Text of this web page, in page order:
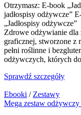
Otrzymasz: E-book
jadłospisy odżywcze”
„Jadłospisy
Zdrowe odżywianie dla
graficznej, stworzone z
pełni roślinne i
odżywczych, których
Sprawdź szczegóły
Ebooki / Zestawy
Mega zestaw